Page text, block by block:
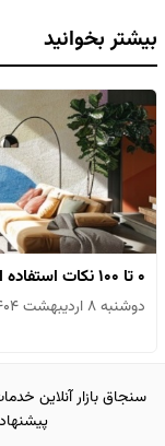
بیشتر بخوانید
۰ تا ۱۰۰ نکات استفاده از رنگ مولتی کالر ساختمان
دوشنبه ۸ اردیبهشت ۱۴۰۴
سنجاق بازار آنلاین